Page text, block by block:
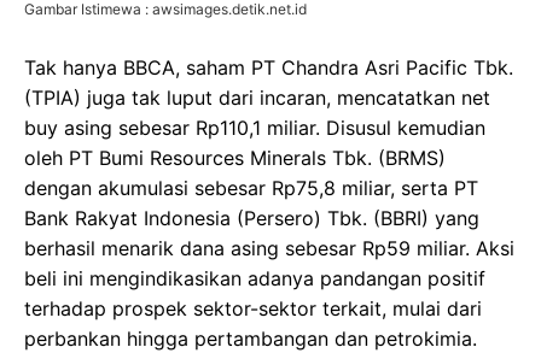
Gambar Istimewa : awsimages.detik.net.id
Tak hanya BBCA, saham PT Chandra Asri Pacific Tbk.
(TPIA) juga tak luput dari incaran, mencatatkan net
buy asing sebesar Rp110,1 miliar. Disusul kemudian
oleh PT Bumi Resources Minerals Tbk. (BRMS)
dengan akumulasi sebesar Rp75,8 miliar, serta PT
Bank Rakyat Indonesia (Persero) Tbk. (BBRI) yang
berhasil menarik dana asing sebesar Rp59 miliar. Aksi
beli ini mengindikasikan adanya pandangan positif
terhadap prospek sektor-sektor terkait, mulai dari
perbankan hingga pertambangan dan petrokimia.